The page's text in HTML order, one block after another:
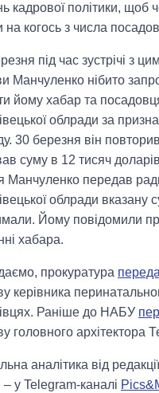
кадрової політики, щоб
на когось з числа
під час зустрічі з
Манчуленко нібито
йому хабар та
облради за
30 березня він
суму в 12 тисяч
Манчуленко передав
облради вказану
Йому повідомили
хабара.
прокуратура
керівника
Раніше до НАБУ
головного архітектора
аналітика від
– у Telegram-каналі